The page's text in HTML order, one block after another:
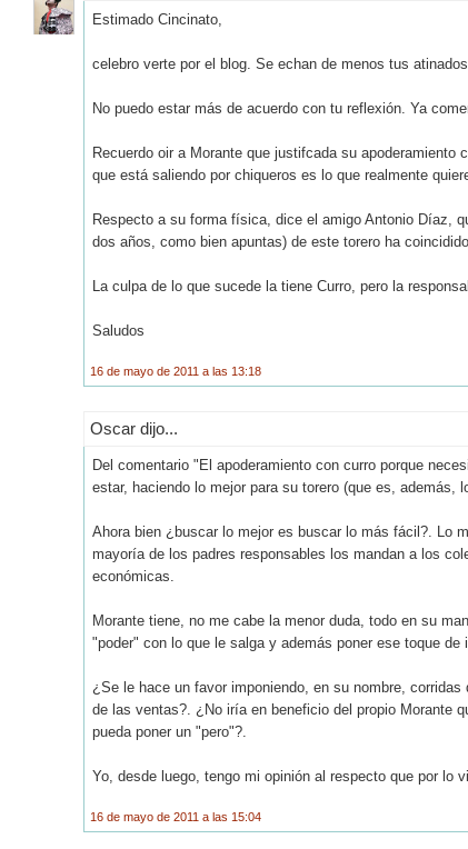
Estimado Cincinato,
celebro verte por el blog. Se echan de menos tus
No puedo estar más de acuerdo con tu reflexión. Ya
Recuerdo oir a Morante que justifcada su
que está saliendo por chiqueros es lo que realmente
Respecto a su forma física, dice el amigo Antonio Díaz,
dos años, como bien apuntas) de este torero ha
La culpa de lo que sucede la tiene Curro, pero la
Saludos
16 de mayo de 2011 a las 13:18
Oscar dijo...
Del comentario "El apoderamiento con curro porque
estar, haciendo lo mejor para su torero (que es, además,
Ahora bien ¿buscar lo mejor es buscar lo más fácil?. Lo
mayoría de los padres responsables los mandan a los
económicas.
Morante tiene, no me cabe la menor duda, todo en su
"poder" con lo que le salga y además poner ese toque
¿Se le hace un favor imponiendo, en su nombre,
de las ventas?. ¿No iría en beneficio del propio Morante
pueda poner un "pero"?.
Yo, desde luego, tengo mi opinión al respecto que por lo
16 de mayo de 2011 a las 15:04